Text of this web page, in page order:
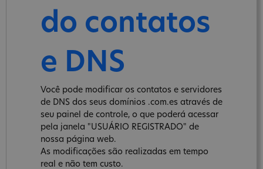
do contatos
e DNS
Você pode modificar os contatos e servidores
de DNS dos seus domínios .com.es através de
seu painel de controle, o que poderá acessar
pela janela "USUÁRIO REGISTRADO" de
nossa página web.
As modificações são realizadas em tempo
real e não tem custo.